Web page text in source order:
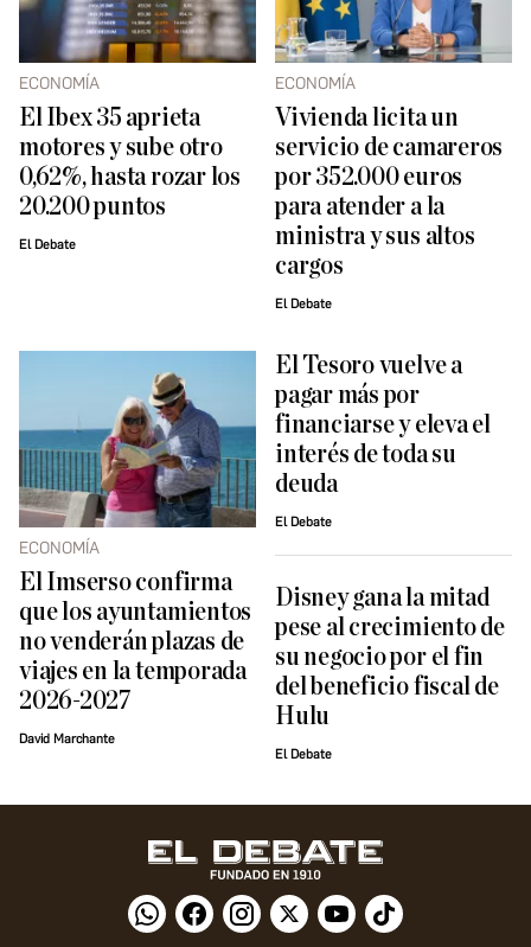
ECONOMÍA
El Ibex 35 aprieta
motores y sube otro
0,62%, hasta rozar los
20.200 puntos
El Debate
ECONOMÍA
Vivienda licita un
servicio de camareros
por 352.000 euros
para atender a la
ministra y sus altos
cargos
El Debate
ECONOMÍA
El Imserso confirma
que los ayuntamientos
no venderán plazas de
viajes en la temporada
2026-2027
David Marchante
El Tesoro vuelve a
pagar más por
financiarse y eleva el
interés de toda su
deuda
El Debate
Disney gana la mitad
pese al crecimiento de
su negocio por el fin
del beneficio fiscal de
Hulu
El Debate